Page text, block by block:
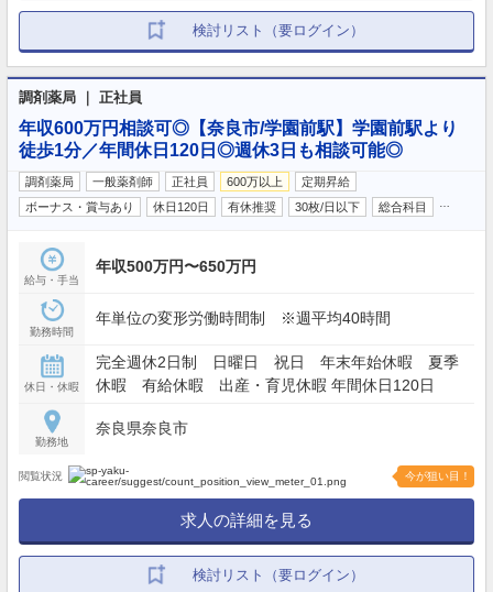
検討リスト（要ログイン）
調剤薬局 ｜ 正社員
年収600万円相談可◎【奈良市/学園前駅】学園前駅より
徒歩1分／年間休日120日◎週休3日も相談可能◎
調剤薬局 一般薬剤師 正社員 600万以上
定期昇給
ボーナス・賞与あり
休日120日 有休推奨 30枚/日以下 総合科目
給与・手当
年収500万円〜650万円
勤務時間
年単位の変形労働時間制 ※週平均40時間
休日・休暇
完全週休2日制 日曜日 祝日 年末年始休暇 夏季
休暇 有給休暇 出産・育児休暇 年間休日120日
勤務地
奈良県奈良市
閲覧状況 今が狙い目！
求人の詳細を見る
検討リスト（要ログイン）